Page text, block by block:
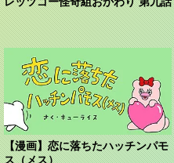
【漫画】恋に落ちたハッチンパモ
ス（メス）